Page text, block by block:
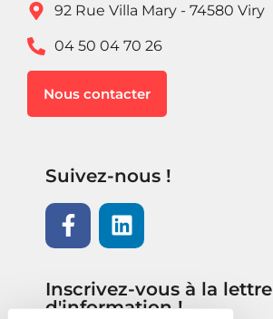
92 Rue Villa Mary - 74580 Viry
04 50 04 70 26
Nous contacter
Suivez-nous !
Inscrivez-vous à la lettre
d'information !